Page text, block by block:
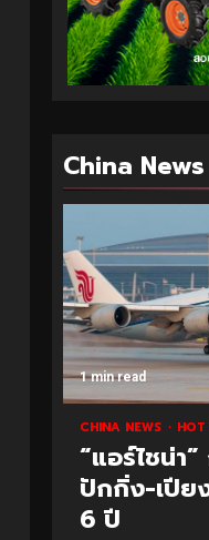
China News
1 min read
CHINA NEWS HOT
“แอร์ไชน่า
ปักกิ่ง-เปีย
6 ปี